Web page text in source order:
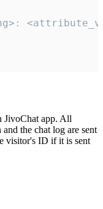
JivoChat app. All
the chat log are sent
visitor's ID if it is sent